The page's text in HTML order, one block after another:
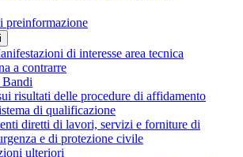
preinformazione
di interesse area tecnica
a contrarre
risultati delle procedure di affidamento
di qualificazione
diretti di lavori, servizi e forniture di
e di protezione civile
ulteriori